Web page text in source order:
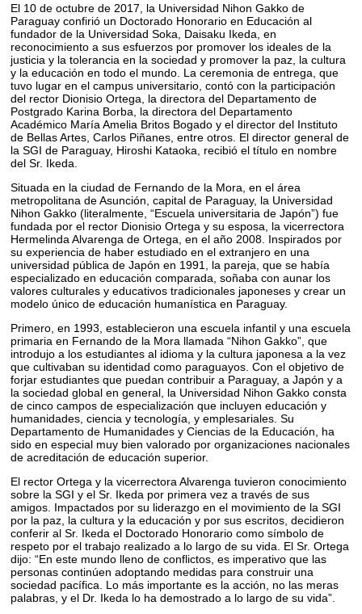
El 10 de octubre de 2017, la Universidad Nihon Gakko de
Paraguay confirió un Doctorado Honorario en Educación al
fundador de la Universidad Soka, Daisaku Ikeda, en
reconocimiento a sus esfuerzos por promover los ideales de la
justicia y la tolerancia en la sociedad y promover la paz, la cultura
y la educación en todo el mundo. La ceremonia de entrega, que
tuvo lugar en el campus universitario, contó con la participación
del rector Dionisio Ortega, la directora del Departamento de
Postgrado Karina Borba, la directora del Departamento
Académico María Amelia Britos Bogado y el director del Instituto
de Bellas Artes, Carlos Piñanes, entre otros. El director general de
la SGI de Paraguay, Hiroshi Kataoka, recibió el título en nombre
del Sr. Ikeda.
Situada en la ciudad de Fernando de la Mora, en el área
metropolitana de Asunción, capital de Paraguay, la Universidad
Nihon Gakko (literalmente, “Escuela universitaria de Japón”) fue
fundada por el rector Dionisio Ortega y su esposa, la vicerrectora
Hermelinda Alvarenga de Ortega, en el año 2008. Inspirados por
su experiencia de haber estudiado en el extranjero en una
universidad pública de Japón en 1991, la pareja, que se había
especializado en educación comparada, soñaba con aunar los
valores culturales y educativos tradicionales japoneses y crear un
modelo único de educación humanística en Paraguay.
Primero, en 1993, establecieron una escuela infantil y una escuela
primaria en Fernando de la Mora llamada “Nihon Gakko”, que
introdujo a los estudiantes al idioma y la cultura japonesa a la vez
que cultivaban su identidad como paraguayos. Con el objetivo de
forjar estudiantes que puedan contribuir a Paraguay, a Japón y a
la sociedad global en general, la Universidad Nihon Gakko consta
de cinco campos de especialización que incluyen educación y
humanidades, ciencia y tecnología, y emplesariales. Su
Departamento de Humanidades y Ciencias de la Educación, ha
sido en especial muy bien valorado por organizaciones nacionales
de acreditación de educación superior.
El rector Ortega y la vicerrectora Alvarenga tuvieron conocimiento
sobre la SGI y el Sr. Ikeda por primera vez a través de sus
amigos. Impactados por su liderazgo en el movimiento de la SGI
por la paz, la cultura y la educación y por sus escritos, decidieron
conferir al Sr. Ikeda el Doctorado Honorario como símbolo de
respeto por el trabajo realizado a lo largo de su vida. El Sr. Ortega
dijo: “En este mundo lleno de conflictos, es imperativo que las
personas continúen adoptando medidas para construir una
sociedad pacífica. Lo más importante es la acción, no las meras
palabras, y el Dr. Ikeda lo ha demostrado a lo largo de su vida”.